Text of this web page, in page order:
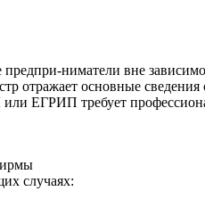
ниматели вне
отражает основные
ЕГРИП требует
случаях: